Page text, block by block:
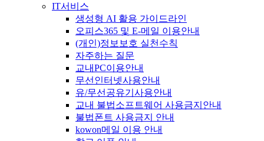
IT서비스
생성형 AI 활용 가이드라인
오피스365 및 E-메일 이용안내
(개인)정보보호 실천수칙
자주하는 질문
교내PC이용안내
무선인터넷사용안내
유/무선공유기사용안내
교내 불법소프트웨어 사용금지안내
불법폰트 사용금지 안내
kowon메일 이용 안내